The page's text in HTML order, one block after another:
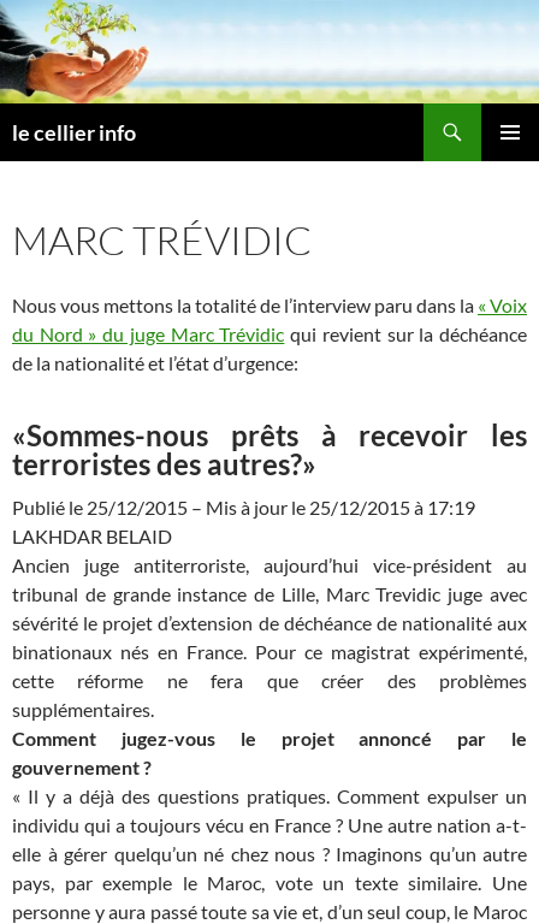
Aller
au
contenu
le cellier info
MARC TRÉVIDIC
Nous vous mettons la totalité de l’interview paru dans la « Voix
du Nord » du juge Marc Trévidic qui revient sur la déchéance
de la nationalité et l’état d’urgence:
«Sommes-nous prêts à recevoir les
terroristes des autres?»
Publié le 25/12/2015 – Mis à jour le 25/12/2015 à 17:19
LAKHDAR BELAID
Ancien juge antiterroriste, aujourd’hui vice-président au
tribunal de grande instance de Lille, Marc Trevidic juge avec
sévérité le projet d’extension de déchéance de nationalité aux
binationaux nés en France. Pour ce magistrat expérimenté,
cette réforme ne fera que créer des problèmes
supplémentaires.
Comment jugez-vous le projet annoncé par le
gouvernement ?
« Il y a déjà des questions pratiques. Comment expulser un
individu qui a toujours vécu en France ? Une autre nation a-t-
elle à gérer quelqu’un né chez nous ? Imaginons qu’un autre
pays, par exemple le Maroc, vote un texte similaire. Une
personne y aura passé toute sa vie et, d’un seul coup, le Maroc